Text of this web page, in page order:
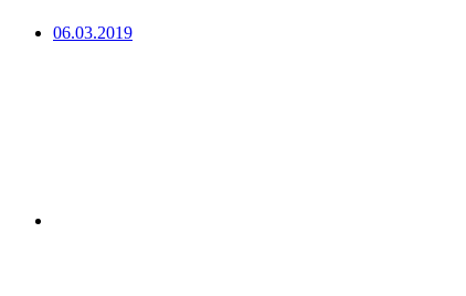
06.03.2019